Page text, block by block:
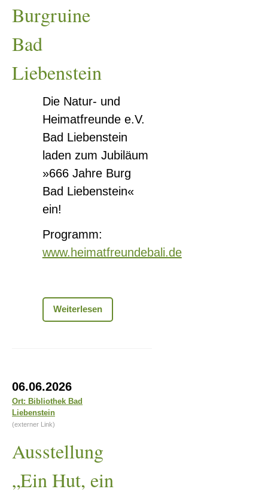
Burgruine
Bad
Liebenstein
Die Natur- und
Heimatfreunde e.V.
Bad Liebenstein
laden zum Jubiläum
»666 Jahre Burg
Bad Liebenstein«
ein!
Programm:
www.heimatfreundebali.de
WeiterlesenBurgfest
–
06.06.2026
Ort: Bibliothek Bad
Liebenstein
(externer Link)
Ausstellung
„Ein Hut, ein